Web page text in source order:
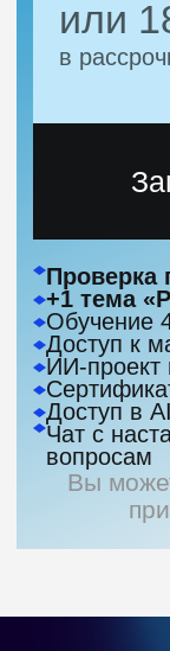
или оплата по
Рассрочка
Оплата
старта вашего
об условиях — в
за остаток
Мы
оплаты курса для
Платите при
работодателя
Налоговый